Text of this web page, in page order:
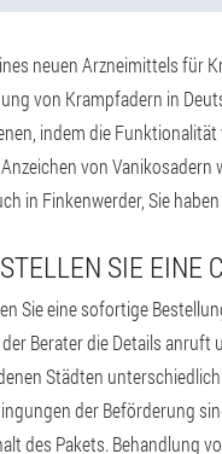
neuen Arzneimittels für
von Krampfadern in
indem die
von
in Finkenwerder, Sie
SIE EINE
Sie eine sofortige
Berater die Details
Städten
der Beförderung
des Pakets. Behandlung